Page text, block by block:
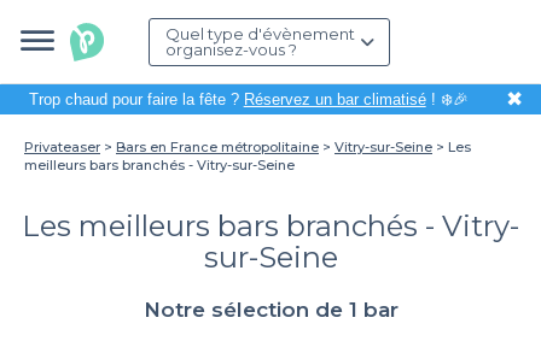
Quel type d'évènement
organisez-vous ?
Trop chaud pour faire la fête ? Réservez un bar climatisé! ❄️🎉 ✖
Privateaser Bars en France métropolitaine Vitry-sur-Seine
Les
meilleurs bars branchés - Vitry-sur-Seine
Les meilleurs bars branchés - Vitry-
sur-Seine
Notre sélection de 1 bar